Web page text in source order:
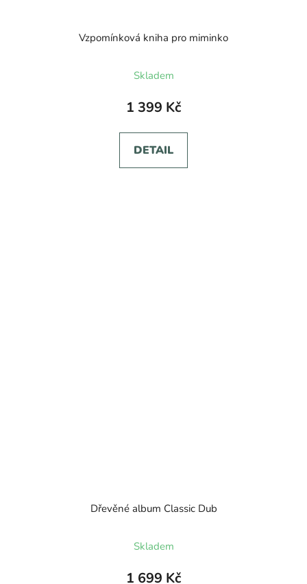
Vzpomínková kniha pro miminko
hodnocení
produktu
je
5,0
z
5
Skladem
1 399 Kč
DETAIL
Dřevěné album Classic Dub
hodnocení
produktu
Skladem
1 699 Kč